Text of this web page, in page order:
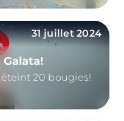
31 juillet 2024
Galata!
20 bougies!